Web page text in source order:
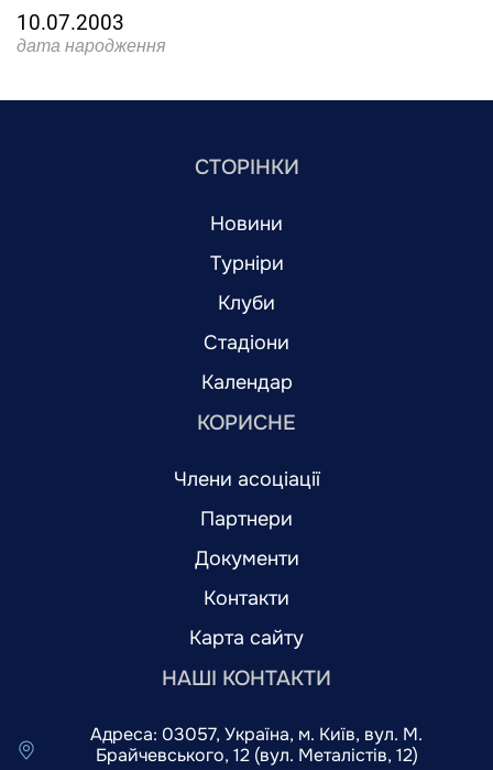
10.07.2003
дата народження
СТОРІНКИ
Новини
Турніри
Клуби
Стадіони
Календар
КОРИСНЕ
Члени асоціації
Партнери
Документи
Контакти
Карта сайту
НАШІ КОНТАКТИ
Адреса: 03057, Україна, м. Київ, вул. М.
Брайчевського, 12 (вул. Металістів, 12)